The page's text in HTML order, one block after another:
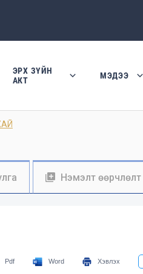
ЭРХ ЗҮЙН
АКТ
МЭДЭЭ
Нэмэлт өөрчлөлт
Pdf Word Хэвлэх